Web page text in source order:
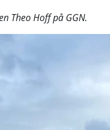
Theo Hoff på GGN.